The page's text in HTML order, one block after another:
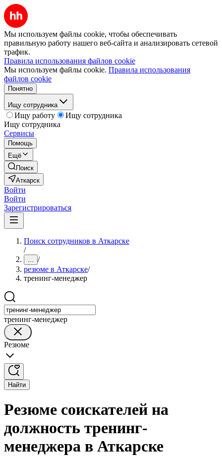
Мы используем файлы cookie, чтобы обеспечивать
правильную работу нашего веб-сайта и анализировать сетевой
трафик.
Правила использования файлов cookie
Мы используем файлы cookie. Правила использования
файлов cookie
Понятно
Ищу сотрудника
Ищу работу
Ищу сотрудника
Ищу сотрудника
Сервисы
Помощь
Ещё
Поиск
Аткарск
Войти
Войти
Зарегистрироваться
Поиск сотрудников в Аткарске
/
... /
резюме в Аткарске/
тренинг-менеджер
тренинг-менеджер
Резюме
Найти
Резюме соискателей на
должность тренинг-
менеджера в Аткарске